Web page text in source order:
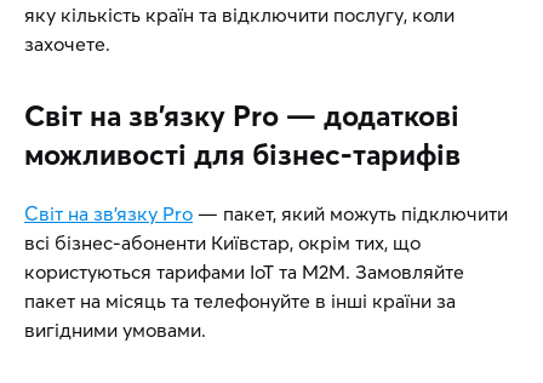
яку кількість країн та відключити послугу, коли
захочете.
Світ на зв’язку Pro — додаткові
можливості для бізнес-тарифів
Світ на зв’язку Pro — пакет, який можуть підключити
всі бізнес-абоненти Київстар, окрім тих, що
користуються тарифами IoT та М2М. Замовляйте
пакет на місяць та телефонуйте в інші країни за
вигідними умовами.